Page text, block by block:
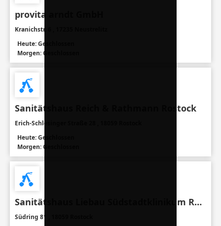
provita arndt GmbH
Kranichstr. 6 , 17235 Neustrelitz
Heute: Geschlossen
Morgen: Geschlossen
Sanitätshaus Reich & Rathmann Rostock
Erich-Schlesinger Straße 28 , 18059 Rostock
Heute: Geschlossen
Morgen: Geschlossen
Sanitätshaus Liebau Südstadtklinikum Rostock
Südring 81 , 18059 Rostock